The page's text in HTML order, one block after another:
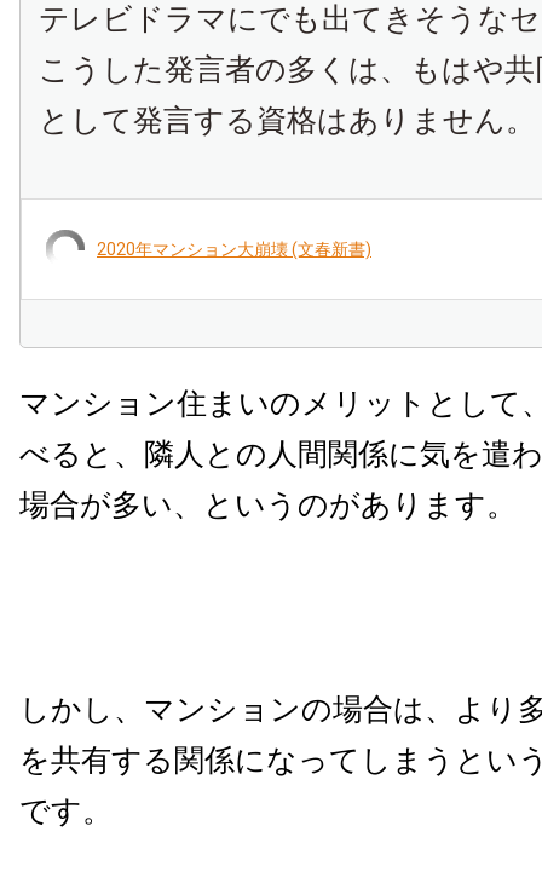
テレビドラマにでも出てきそうな
こうした発言者の多くは、もはや
として発言する資格はありません。
2020年マンション大崩壊 (文春新書)
マンション住まいのメリットとして
べると、隣人との人間関係に気を遣
場合が多い、というのがあります。
しかし、マンションの場合は、より
を共有する関係になってしまうとい
です。